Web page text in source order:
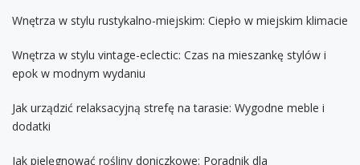
Wnętrza w stylu rustykalno-miejskim: Ciepło w miejskim klimacie
Wnętrza w stylu vintage-eclectic: Czas na mieszankę stylów i
epok w modnym wydaniu
Jak urządzić relaksacyjną strefę na tarasie: Wygodne meble i
dodatki
Jak pielęgnować rośliny doniczkowe: Poradnik dla